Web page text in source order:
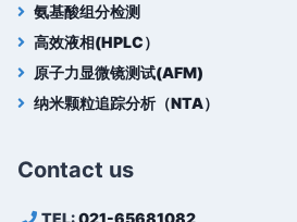
氨基酸组分检测
高效液相(HPLC）
原子力显微镜测试(AFM)
纳米颗粒追踪分析（NTA）
Contact us
TEL:021-65681082